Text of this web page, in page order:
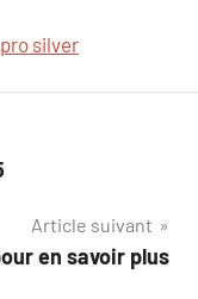
silver
Article suivant
en savoir plus